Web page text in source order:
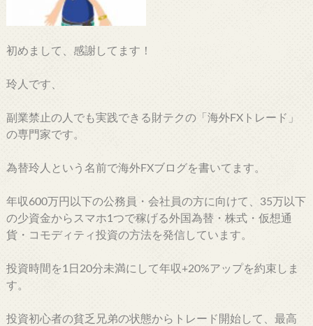
初めまして、感謝してます！
玲人です、
副業禁止の人でも実践できる財テクの「海外FXトレード」
の専門家です。
為替玲人という名前で海外FXブログを書いてます。
年収600万円以下の公務員・会社員の方に向けて、35万以下
の少資金からスマホ1つで稼げる外国為替・株式・仮想通
貨・コモディティ投資の方法を発信しています。
投資時間を1日20分未満にして年収+20%アップを約束しま
す。
投資初心者の貧乏兄弟の状態からトレード開始して、最高